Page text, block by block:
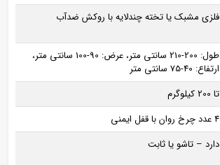
فلزی مشبک یا تخته چندلایه با روکش ضدآب
طول: 200-210 سانتی‌ متر، عرض: 90-100 سانتی‌ متر،
ارتفاع: 40-75 سانتی‌ متر
تا 200 کیلوگرم
4 عدد چرخ روان با قفل ایمنی
دارد – تاشو یا ثابت